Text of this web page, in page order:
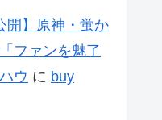
開】原神・蛍か
ファンを魅了
ウ に buy